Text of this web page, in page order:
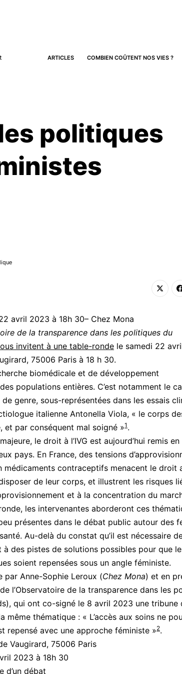
ARTICLES COMBIEN COÛTENT NOS VIES ?
politiques
avril 2023 à 18h 30– Chez Mona
de la transparence dans les politiques du
invitent à une table-ronde le samedi 22
75006 Paris à 18 h 30.
biomédicale et de développement
populations entières. C’est notamment le
genre, sous-représentées dans les essais
italienne Antonella Viola, « le corps
et par conséquent mal soigné »1 .
le droit à l’IVG est aujourd’hui remis en
pays. En France, des tensions
médicaments contraceptifs menacent le droit
de leur corps, et illustrent les risques
et à la concentration du
les intervenantes aborderont ces
présentes dans le débat public autour des
Au-delà du constat qu’il est nécessaire
à des pistes de solutions possibles pour que
soient repensées sous un angle féministe.
par Anne-Sophie Leroux (Chez Mona) et en
l’Observatoire de la transparence dans les
qui ont co-signé le 8 avril 2023 une tribune
même thématique : « L’accès aux soins ne
repensé avec une approche féministe »2.
Vaugirard, 75006 Paris
2023 à 18h 30
d’un débat